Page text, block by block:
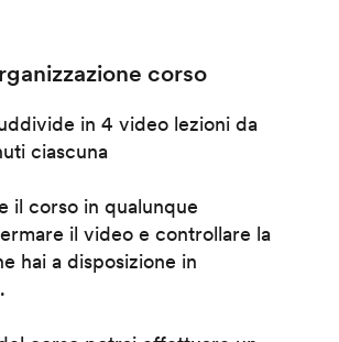
corso
in 4 video lezioni da
ciascuna
il corso in qualunque
il video e controllare la
hai a disposizione in